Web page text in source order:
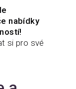
nabídky
si pro své